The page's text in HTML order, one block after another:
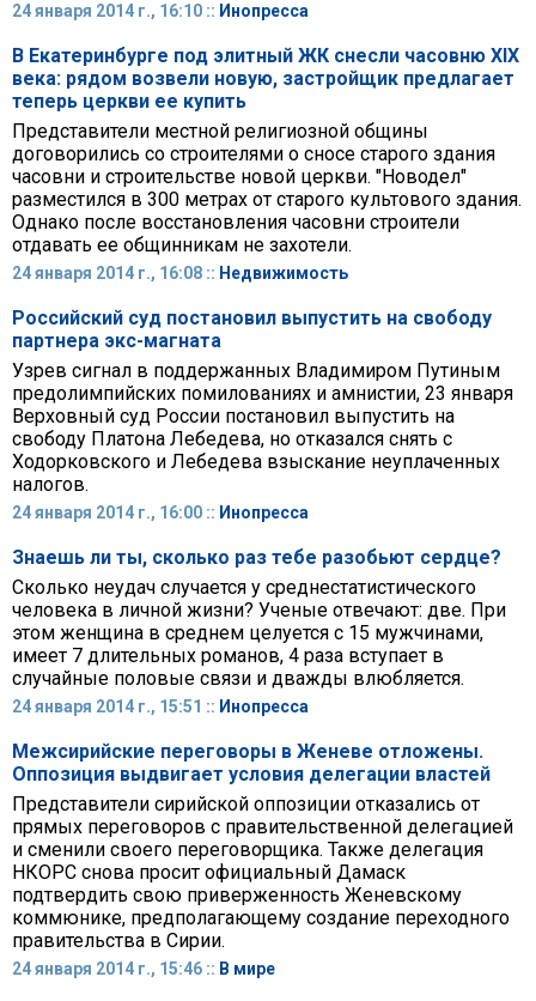
24 января 2014 г., 16:10 :: Инопресса
В Екатеринбурге под элитный ЖК снесли часовню XIX
века: рядом возвели новую, застройщик предлагает
теперь церкви ее купить
Представители местной религиозной общины
договорились со строителями о сносе старого здания
часовни и строительстве новой церкви. "Новодел"
разместился в 300 метрах от старого культового здания.
Однако после восстановления часовни строители
отдавать ее общинникам не захотели.
24 января 2014 г., 16:08 :: Недвижимость
Российский суд постановил выпустить на свободу
партнера экс-магната
Узрев сигнал в поддержанных Владимиром Путиным
предолимпийских помилованиях и амнистии, 23 января
Верховный суд России постановил выпустить на
свободу Платона Лебедева, но отказался снять с
Ходорковского и Лебедева взыскание неуплаченных
налогов.
24 января 2014 г., 16:00 :: Инопресса
Знаешь ли ты, сколько раз тебе разобьют сердце?
Сколько неудач случается у среднестатистического
человека в личной жизни? Ученые отвечают: две. При
этом женщина в среднем целуется с 15 мужчинами,
имеет 7 длительных романов, 4 раза вступает в
случайные половые связи и дважды влюбляется.
24 января 2014 г., 15:51 :: Инопресса
Межсирийские переговоры в Женеве отложены.
Оппозиция выдвигает условия делегации властей
Представители сирийской оппозиции отказались от
прямых переговоров с правительственной делегацией
и сменили своего переговорщика. Также делегация
НКОРС снова просит официальный Дамаск
подтвердить свою приверженность Женевскому
коммюнике, предполагающему создание переходного
правительства в Сирии.
24 января 2014 г., 15:46 :: В мире